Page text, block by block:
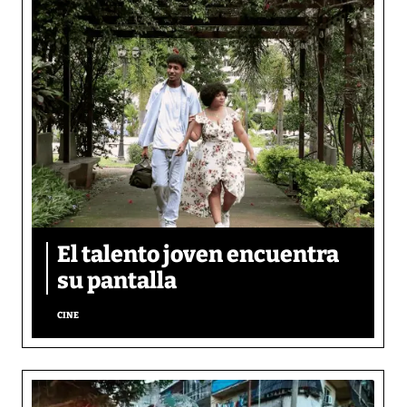
El talento joven encuentra
su pantalla​
CINE